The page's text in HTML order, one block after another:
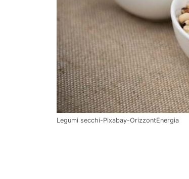
Legumi secchi-Pixabay-OrizzontEnergia